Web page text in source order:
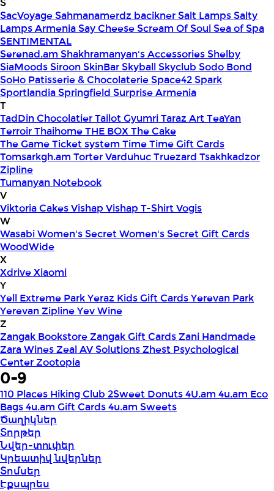
S
SacVoyageSahmanamerdz baciknerSalt LampsSalty
Lamps ArmeniaSay CheeseScream Of SoulSea of Spa
SENTIMENTAL
Serenad.am Shakhramanyan's AccessoriesShelby
SiaMoodsSiroon SkinBarSkyballSkyclub Sodo Bond
SoHo Patisserie & ChocolaterieSpace42Spark
SportlandiaSpringfield Surprise Armenia
T
TadDin ChocolatierTailot GyumriTaraz ArtTeaYan
TerroirThaihomeTHE BOXThe Cake
The GameTicket system TimeTime Gift Cards
Tomsarkgh.am Torter VarduhucTruezard Tsakhkadzor
Zipline
Tumanyan Notebook
V
Viktoria CakesVishap Vishap T-ShirtVogis
W
WasabiWomen's SecretWomen's Secret Gift Cards
WoodWide
X
XdriveXiaomi
Y
Yell Extreme ParkYeraz Kids Gift CardsYerevan Park
Yerevan ZiplineYev Wine
Z
Zangak BookstoreZangak Gift CardsZani Handmade
Zara WinesZeal AV SolutionsZhest Psychological
CenterZootopia
0-9
110 Places Hiking Club 2Sweet Donuts4U.am 4u.am Eco
Bags4u.am Gift Cards4u.am Sweets
Ծաղիկներ
Տորթեր
Նվեր-տուփեր
Կրեատիվ նվերներ
Տոմսեր
Էքսպրես